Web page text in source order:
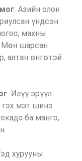
: Азийн олон
үндсэн
махны
Мөн шарсан
алтан өнгөтэй
: Илүү эрүүл
гэх мэт шинэ
ба манго,
хурууны